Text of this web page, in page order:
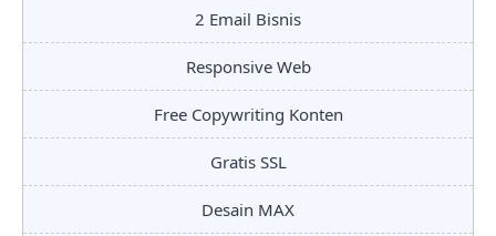
2 Email Bisnis
Responsive Web
Free Copywriting Konten
Gratis SSL
Desain MAX